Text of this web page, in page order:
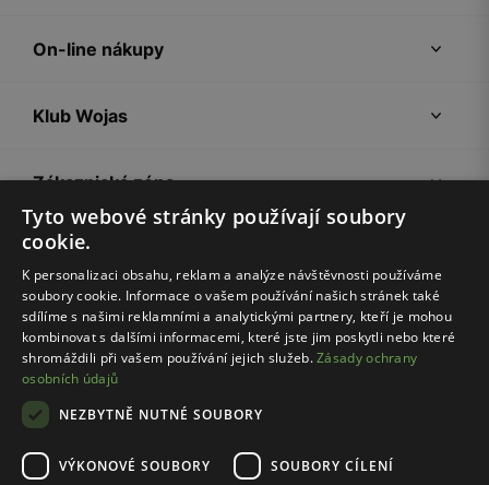
On-line nákupy
Klub Wojas
Zákaznická zóna
Společnost Wojas
Rady
Tyto webové stránky používají soubory
cookie.
K personalizaci obsahu, reklam a analýze návštěvnosti používáme
soubory cookie. Informace o vašem používání našich stránek také
sdílíme s našimi reklamními a analytickými partnery, kteří je mohou
kombinovat s dalšími informacemi, které jste jim poskytli nebo které
shromáždili při vašem používání jejich služeb.Zásady ochrany
osobních údajů
NEZBYTNĚ NUTNÉ SOUBORY
VÝKONOVÉ SOUBORY SOUBORY CÍLENÍ